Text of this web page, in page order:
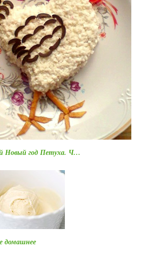
Новый год Петуха. Ч…
домашнее